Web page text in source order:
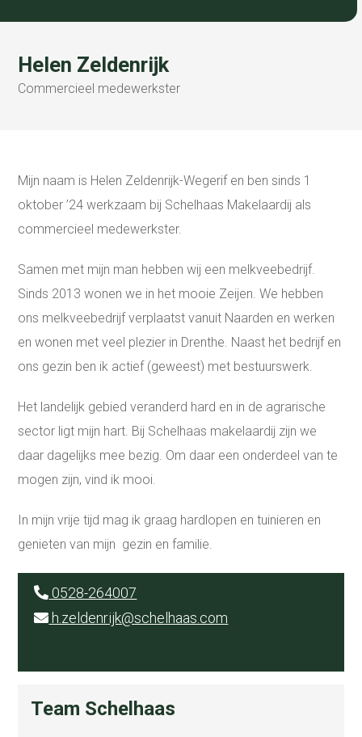
Helen Zeldenrijk
Commercieel medewerkster
Mijn naam is Helen Zeldenrijk-Wegerif en ben sinds 1
oktober ’24 werkzaam bij Schelhaas Makelaardij als
commercieel medewerkster.
Samen met mijn man hebben wij een melkveebedrijf.
Sinds 2013 wonen we in het mooie Zeijen. We hebben
ons melkveebedrijf verplaatst vanuit Naarden en werken
en wonen met veel plezier in Drenthe. Naast het bedrijf en
ons gezin ben ik actief (geweest) met bestuurswerk.
Het landelijk gebied veranderd hard en in de agrarische
sector ligt mijn hart. Bij Schelhaas makelaardij zijn we
daar dagelijks mee bezig. Om daar een onderdeel van te
mogen zijn, vind ik mooi.
In mijn vrije tijd mag ik graag hardlopen en tuinieren en
genieten van mijn gezin en familie.
0528-264007
h.zeldenrijk@schelhaas.com
Team Schelhaas